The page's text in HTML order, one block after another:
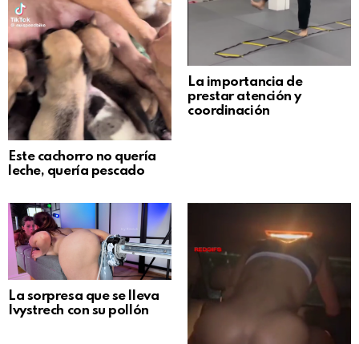
Este cachorro no quería
leche, quería pescado
La importancia de
prestar atención y
coordinación
La sorpresa que se lleva
Ivystrech con su pollón